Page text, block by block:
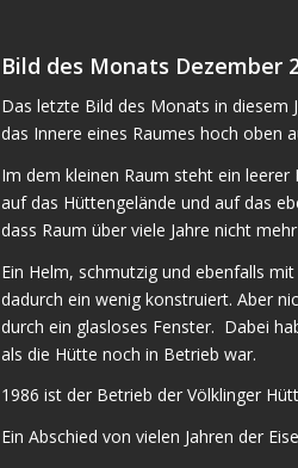
Bild des Monats Dezember
Das letzte Bild des Monats in diesem
das Innere eines Raumes hoch oben
Im dem kleinen Raum steht ein
auf das Hüttengelände und auf das
dass Raum über viele Jahre nicht
Ein Helm, schmutzig und ebenfalls
dadurch ein wenig konstruiert. Aber
durch ein glasloses Fenster. Dabei
als die Hütte noch in Betrieb war.
1986 ist der Betrieb der Völklinger
Ein Abschied von vielen Jahren der